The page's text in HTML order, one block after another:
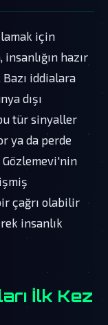
için
hazır
iddialara
dışı
tür sinyaller
ya da perde
Gözlemevi'nin
çağrı olabilir
insanlık
İlk Kez